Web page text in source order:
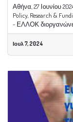
Αθήνα, 27 Ιουνίου
Policy, Research &
- ΕΛΛΟΚ διοργανώνει
Ιουλ 7, 2024